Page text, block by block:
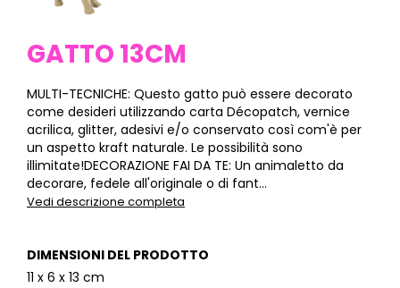
GATTO 13CM
MULTI-TECNICHE: Questo gatto può essere decorato
come desideri utilizzando carta Décopatch, vernice
acrilica, glitter, adesivi e/o conservato così com'è per
un aspetto kraft naturale. Le possibilità sono
illimitate!DECORAZIONE FAI DA TE: Un animaletto da
decorare, fedele all'originale o di fant...
Vedi descrizione completa
DIMENSIONI DEL PRODOTTO
11 x 6 x 13 cm